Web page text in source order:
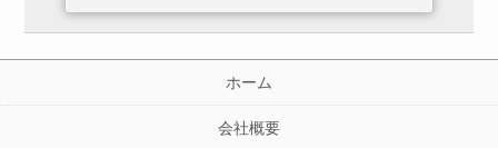
ホーム
会社概要